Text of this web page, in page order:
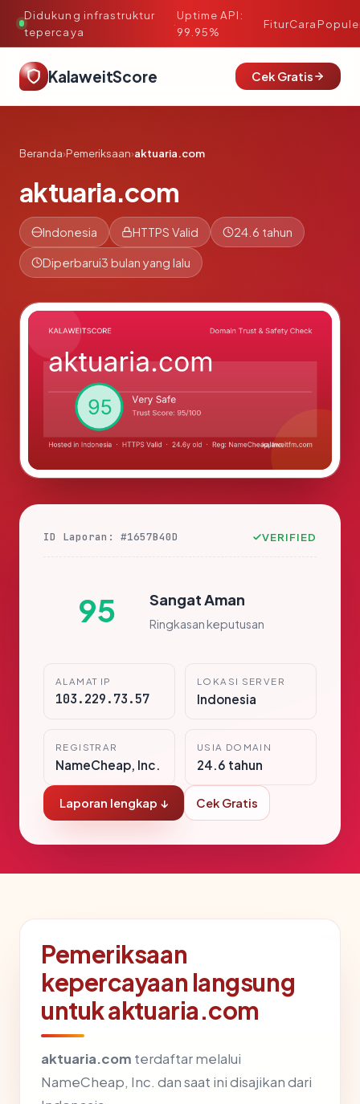
Didukung infrastruktur
tepercaya
·
Uptime API:
99.95%
FiturCara
KalaweitScore Cek Gratis
Beranda›Pemeriksaan›aktuaria.com
aktuaria.com
Indonesia HTTPS Valid 24.6 tahun
Diperbarui3 bulan yang lalu
ID Laporan: #1657B40D VERIFIED
95 Sangat Aman
Ringkasan keputusan
ALAMAT IP
103.229.73.57
LOKASI SERVER
Indonesia
REGISTRAR
NameCheap, Inc.
USIA DOMAIN
24.6 tahun
Laporan lengkap ↓ Cek Gratis
Pemeriksaan
kepercayaan langsung
untuk aktuaria.com
aktuaria.com terdaftar melalui
NameCheap, Inc. dan saat ini disajikan dari